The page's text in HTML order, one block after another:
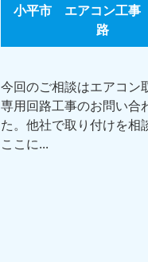
小平市 エアコン工
路
今回のご相談はエアコン
専用回路工事のお問い合
た。他社で取り付けを相
ここに...